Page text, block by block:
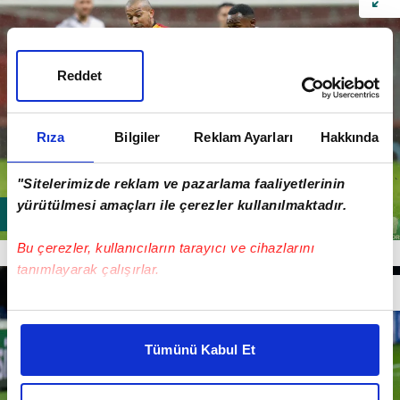
Rıza Bilgiler Reklam Ayarları Hakkında
"Sitelerimizde reklam ve pazarlama faaliyetlerinin
yürütülmesi amaçları ile çerezler kullanılmaktadır.
Bu çerezler, kullanıcıların tarayıcı ve cihazlarını
tanımlayarak çalışırlar.
Bu çerezlere izin vermeniz halinde sizlere özel
daha iyi reklam deneyimi yaşatabiliriz. Bunu yaparken
amacımızın size daha iyi bir reklam deneyimi sunmak
Tümünü Kabul Et
Reddet
MARIANO